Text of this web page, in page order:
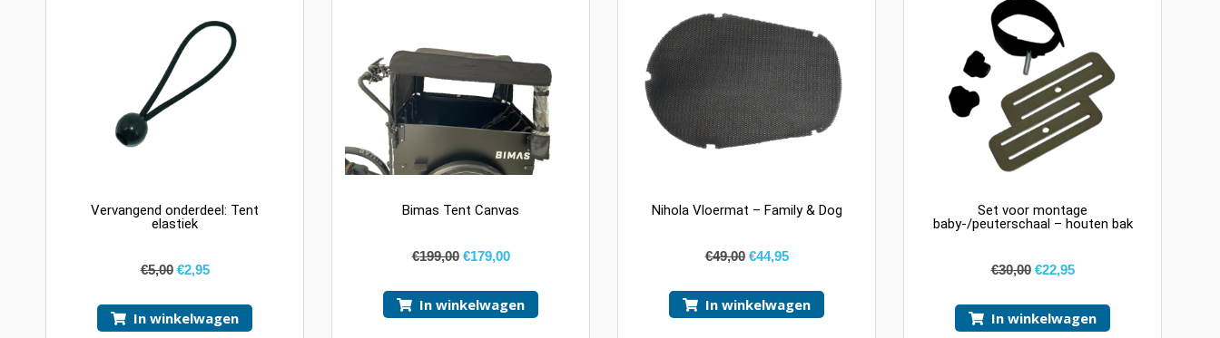
Vervangend onderdeel: Tent
elastiek
€5,00 €2,95
In winkelwagen
Bimas Tent Canvas
€199,00 €179,00
In winkelwagen
Nihola Vloermat – Family & Dog
€49,00 €44,95
In winkelwagen
Set voor montage
baby-/peuterschaal – houten bak
€30,00 €22,95
In winkelwagen